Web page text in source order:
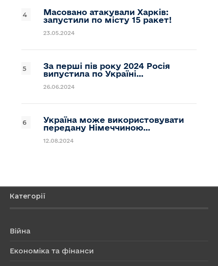
Масовано атакували Харків:
запустили по місту 15 ракет!
23.05.2024
За перші пів року 2024 Росія
випустила по Україні…
26.06.2024
Україна може використовувати
передану Німеччиною…
12.08.2024
Категорії
Війна
Економіка та фінанси